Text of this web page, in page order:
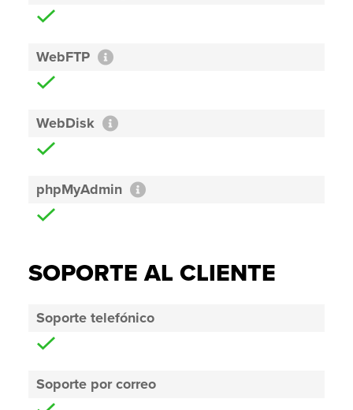
WebFTP
WebDisk
phpMyAdmin
SOPORTE AL CLIENTE
Soporte telefónico
Soporte por correo